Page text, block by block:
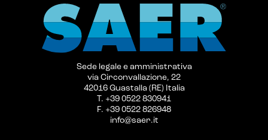
Sede legale e amministrativa
via Circonvallazione, 22
42016 Guastalla (RE) Italia
T. +39 0522 830941
F. +39 0522 826948
info@saer.it